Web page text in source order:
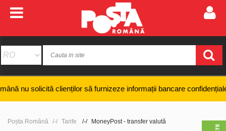
clienților să furnizeze informații bancare confidențiale,
Poșta Română Tarife MoneyPost - transfer valută